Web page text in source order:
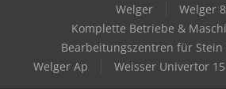
Welger
Welger
Komplette Betriebe &
Bearbeitungszentren für
Welger Ap
Weisser Univertor 15